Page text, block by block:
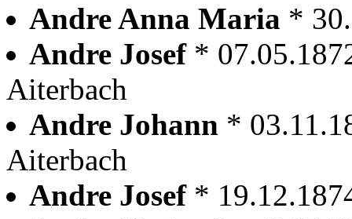
Andre Anna Maria *
Andre Josef *
Aiterbach
Andre Johann *
Aiterbach
Andre Josef *